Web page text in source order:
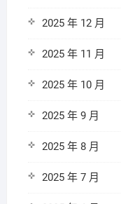
2025 年 12 月
2025 年 11 月
2025 年 10 月
2025 年 9 月
2025 年 8 月
2025 年 7 月